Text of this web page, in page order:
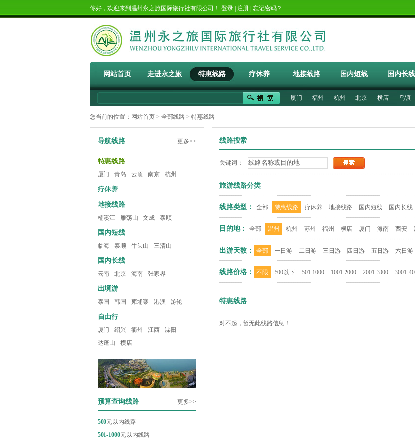
你好，欢迎来到温州永之旅国际旅行社有限公司！ 登录 注册 忘记密码？
网站首页 走进永之旅 特惠线路 疗休养 地接线路 国内短线 国内长线
厦门 福州 杭州 北京 横店 乌镇
您当前的位置： 网站首页 > 全部线路 > 特惠线路
导航线路 更多>>
特惠线路
厦门 青岛 云顶 南京 杭州
疗休养
地接线路
楠溪江 雁荡山 文成 泰顺
国内短线
临海 泰顺 牛头山 三清山
国内长线
云南 北京 海南 张家界
出境游
泰国 韩国 柬埔寨 港澳 游轮
自由行
厦门 绍兴 衢州 江西
溧阳
达蓬山
横店
预算查询线路 更多>>
500元以内线路
501-1000元以内线路
线路搜索
关键词：
旅游线路分类
线路类型： 全部 特惠线路 疗休养 地接线路 国内短线 国内长线
目的地： 全部 温州 杭州 苏州 福州 横店 厦门 海南 西安
出游天数： 全部 一日游 二日游 三日游 四日游 五日游 六日游
线路价格： 不限 500以下 501-1000 1001-2000 2001-3000 3001-
特惠线路
对不起，暂无此线路信息！